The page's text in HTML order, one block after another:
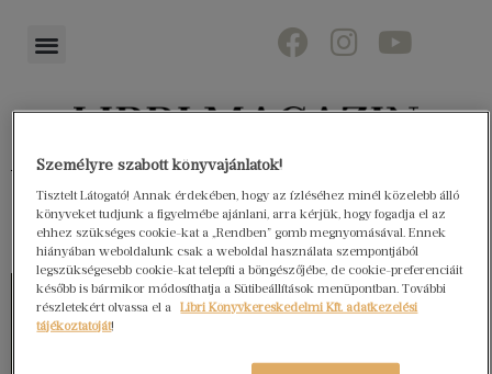
Könyvektől az olvasókig
Személyre szabott könyvajánlatok!
Tisztelt Látogató! Annak érdekében, hogy az ízléséhez minél közelebb álló
könyveket tudjunk a figyelmébe ajánlani, arra kérjük, hogy fogadja el az
ehhez szükséges cookie-kat a „Rendben” gomb megnyomásával. Ennek
hiányában weboldalunk csak a weboldal használata szempontjából
legszükségesebb cookie-kat telepíti a böngészőjébe, de cookie-preferenciáit
később is bármikor módosíthatja a Sütibeállítások menüpontban. További
részletekért olvassa el a
Libri Könyvkereskedelmi Kft. adatkezelési
tájékoztatóját!